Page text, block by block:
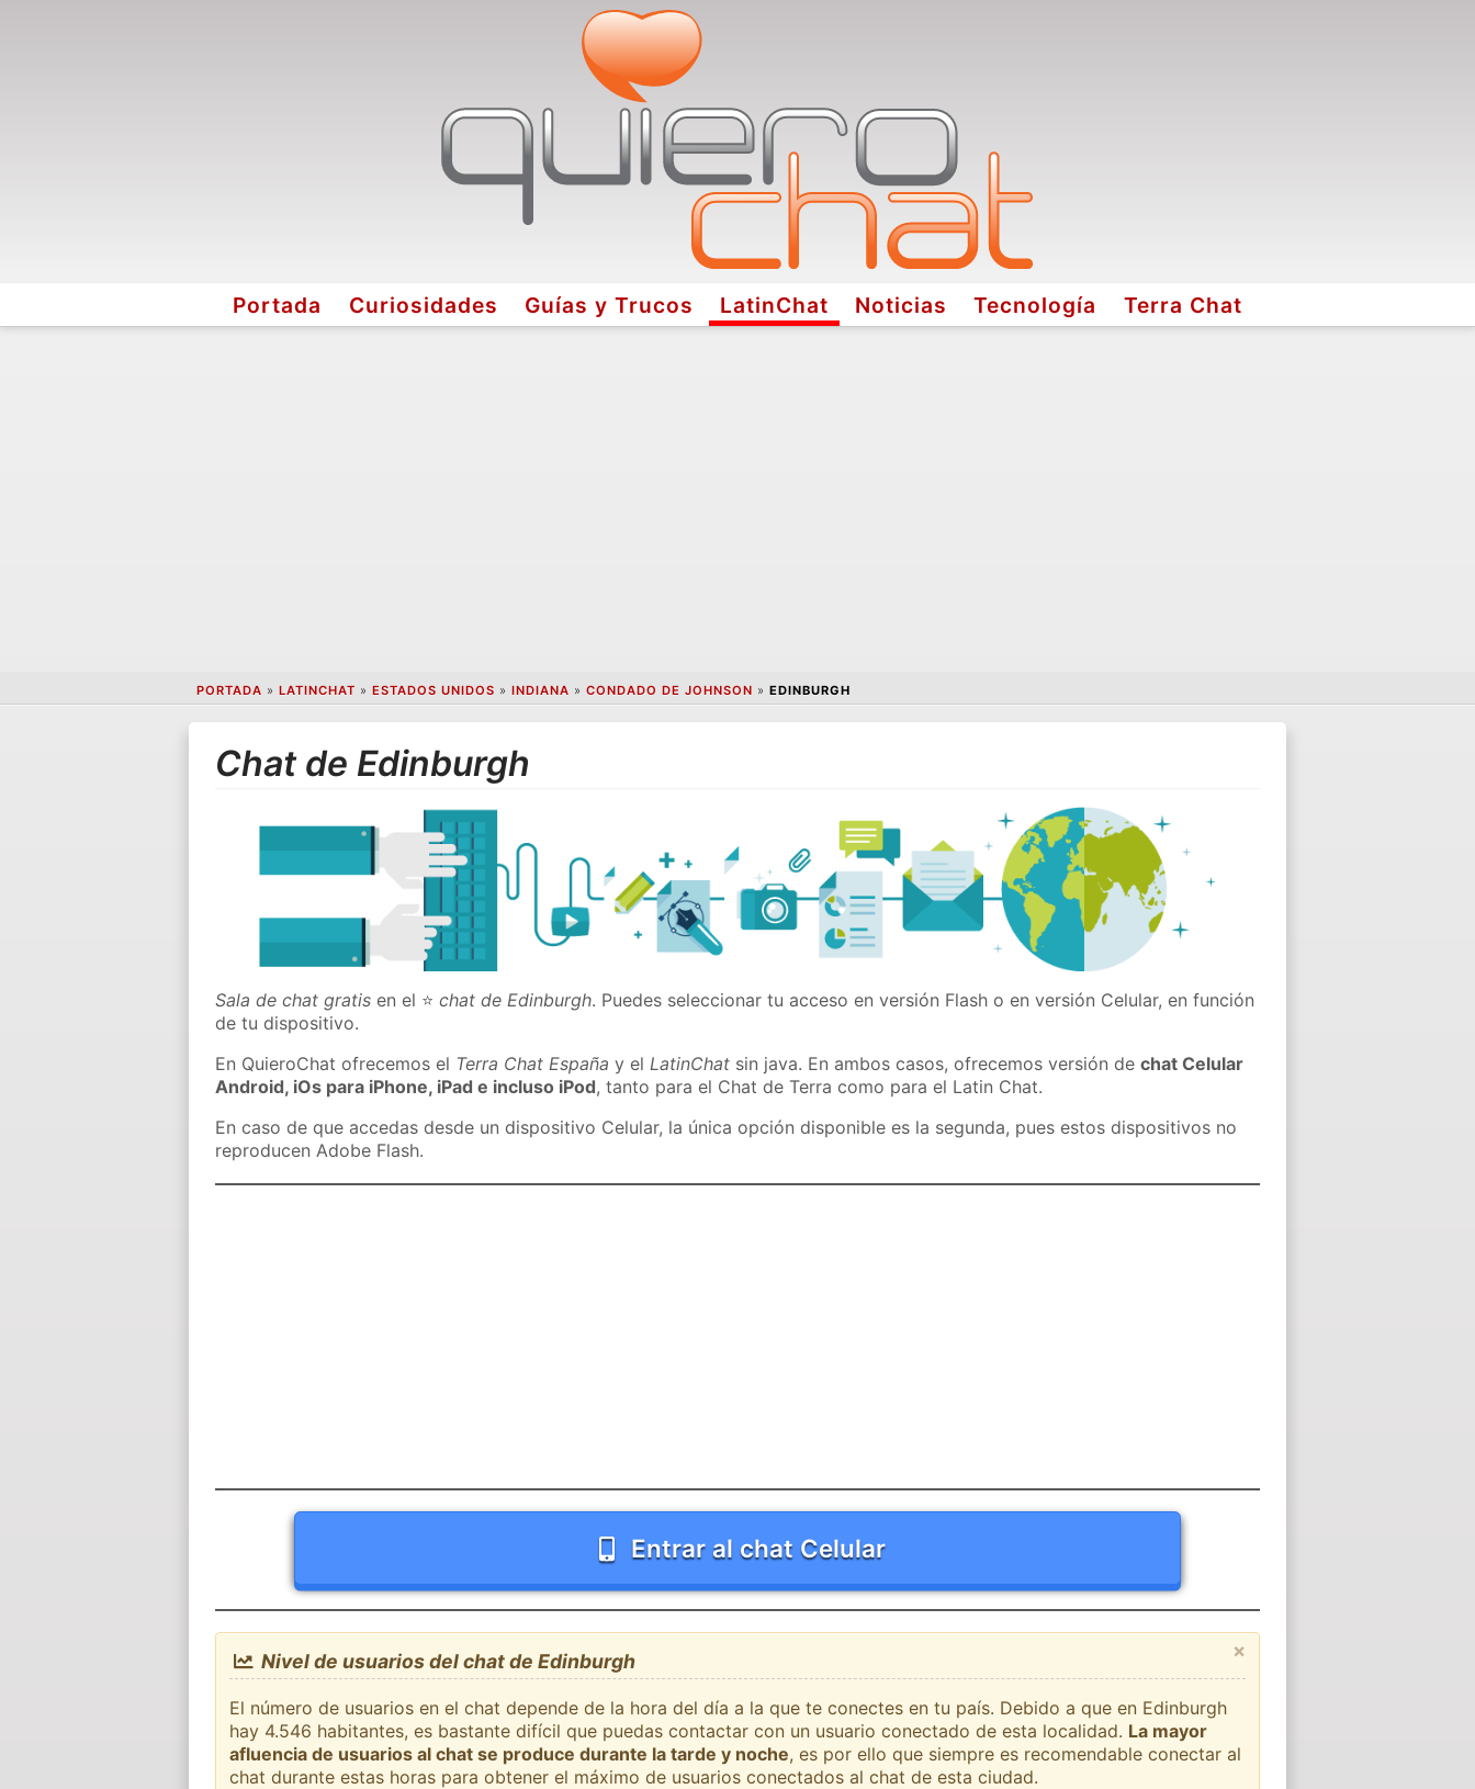
Portada Curiosidades Guías y Trucos LatinChat Noticias Tecnología Terra Chat
PORTADA » LATINCHAT » ESTADOS UNIDOS » INDIANA » CONDADO DE JOHNSON » EDINBURGH
Chat de Edinburgh
Sala de chat gratis en el ⭐chat de Edinburgh. Puedes seleccionar tu acceso en versión Flash o en versión Celular, en función
de tu dispositivo.
En QuieroChat ofrecemos el Terra Chat España y elLatinChat sin java. En ambos casos, ofrecemos versión dechat Celular
Android, iOs para iPhone, iPad e incluso iPod, tanto para el Chat de Terra como para el Latin Chat.
En caso de que accedas desde un dispositivo Celular, la única opción disponible es la segunda, pues estos dispositivos no
reproducen Adobe Flash.
Entrar al chat Celular
×
Nivel de usuarios del chat de Edinburgh
El número de usuarios en el chat depende de la hora del día a la que te conectes en tu país. Debido a que en Edinburgh
hay 4.546 habitantes, es bastante difícil que puedas contactar con un usuario conectado de esta localidad. La mayor
afluencia de usuarios al chat se produce durante la tarde y noche, es por ello que siempre es recomendable conectar al
chat durante estas horas para obtener el máximo de usuarios conectados al chat de esta ciudad.